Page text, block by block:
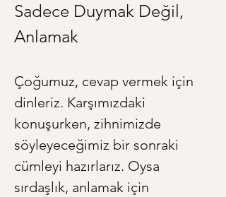
Sadece Duymak Değil,
Anlamak
Çoğumuz, cevap vermek için
dinleriz. Karşımızdaki
konuşurken, zihnimizde
söyleyeceğimiz bir sonraki
cümleyi hazırlarız. Oysa
sırdaşlık, anlamak için